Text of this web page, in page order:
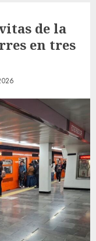
de la
en tres